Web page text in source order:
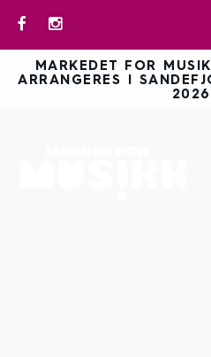
MARKEDET FOR
ARRANGERES I